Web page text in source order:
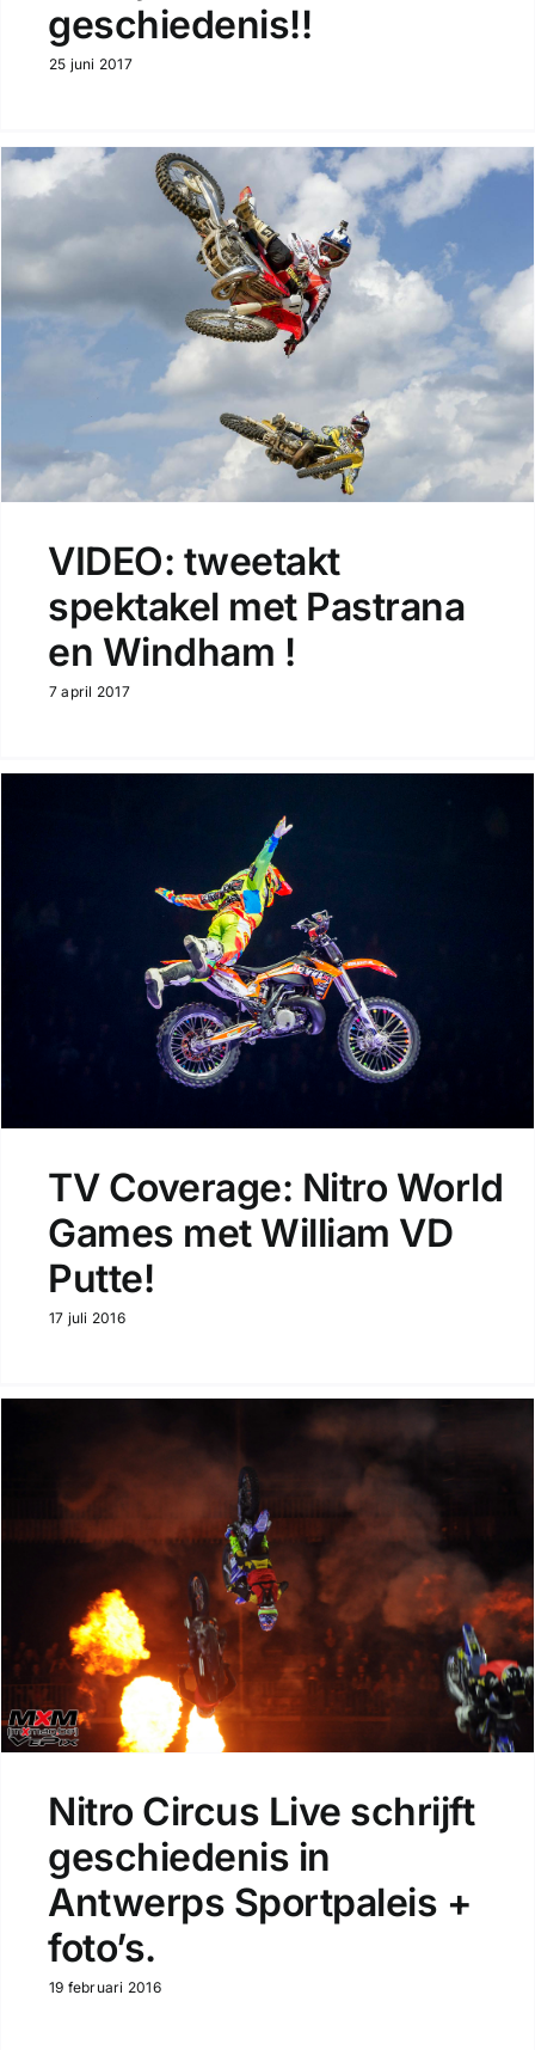
geschiedenis!!
25 juni 2017
VIDEO: tweetakt
spektakel met Pastrana
en Windham !
7 april 2017
TV Coverage: Nitro World
Games met William VD
Putte!
17 juli 2016
Nitro Circus Live schrijft
geschiedenis in
Antwerps Sportpaleis +
foto’s.
19 februari 2016